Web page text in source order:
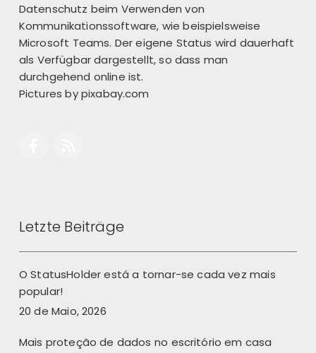
Datenschutz beim Verwenden von
Kommunikationssoftware, wie beispielsweise
Microsoft Teams. Der eigene Status wird dauerhaft
als Verfügbar dargestellt, so dass man
durchgehend online ist.
Pictures bypixabay.com
Letzte Beiträge
O StatusHolder está a tornar-se cada vez mais
popular!
20 de Maio, 2026
Mais proteção de dados no escritório em casa